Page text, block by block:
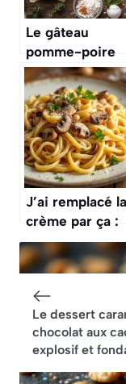
Le gâteau
pomme-poire
ultra simple,
pour les
froids
J’ai remplacé la
crème par ça :
tout le monde
réclame ma
recette (plus
léger, bluffant !)
Le dessert
chocolat aux
explosif et